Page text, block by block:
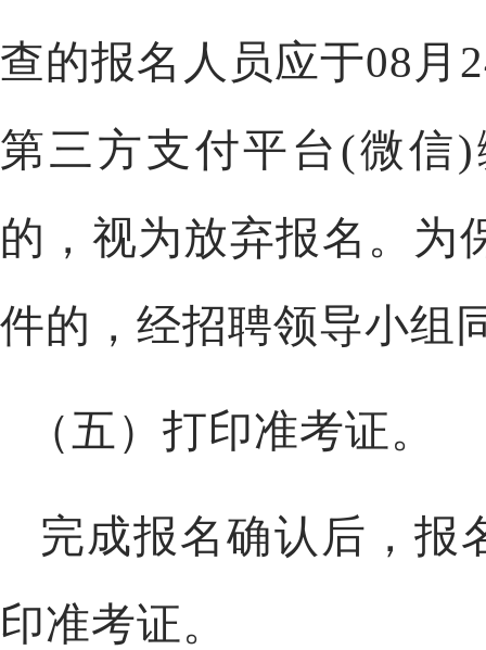
查的报名人员应于08 月
第三方支付平台(微信
的，视为放弃报名。为
件的，经招聘领导小组
（五）打印准考证。
完成报名确认后，报
印准考证。